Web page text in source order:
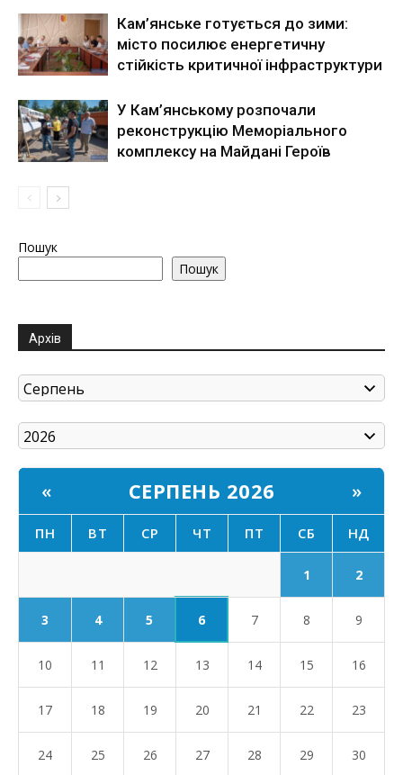
Кам’янське готується до зими:
місто посилює енергетичну
стійкість критичної інфраструктури
У Кам’янському розпочали
реконструкцію Меморіального
комплексу на Майдані Героїв
Пошук
Пошук
Архів
« СЕРПЕНЬ 2026 »
ПН ВТ СР ЧТ ПТ СБ НД
1 2
3 4 5 6 7 8 9
10 11 12 13 14 15 16
17 18 19 20 21 22 23
24 25 26 27 28 29 30